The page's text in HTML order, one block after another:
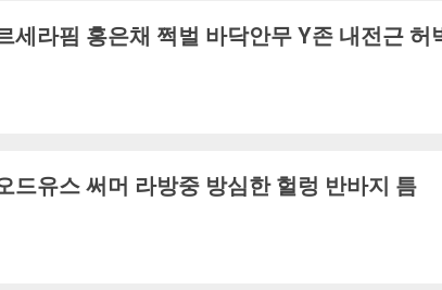
세라핌 홍은채 쩍벌 바닥안무 Y존 내전근 허
드유스 써머 라방중 방심한 헐렁 반바지 틈